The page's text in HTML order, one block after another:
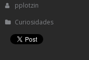
pplotzin
Curiosidades